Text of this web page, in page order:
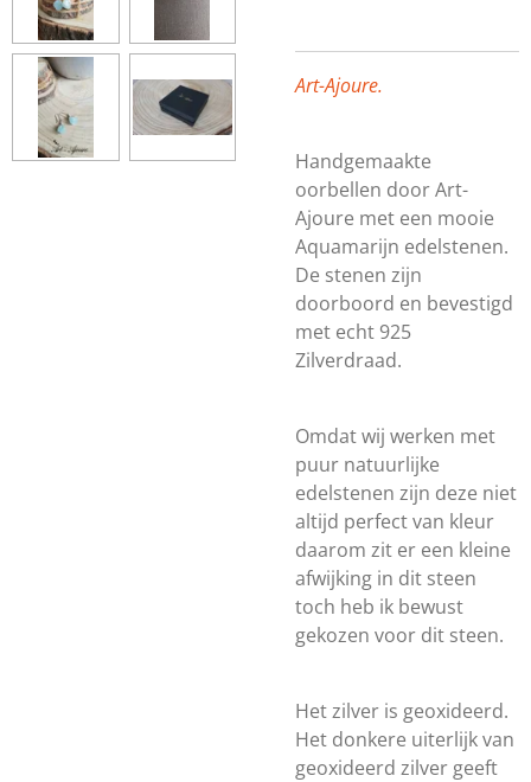
Art-Ajoure.
Handgemaakte
oorbellen door Art-
Ajoure met een mooie
Aquamarijn edelstenen.
De stenen zijn
doorboord en bevestigd
met echt 925
Zilverdraad.
Omdat wij werken met
puur natuurlijke
edelstenen zijn deze niet
altijd perfect van kleur
daarom zit er een kleine
afwijking in dit steen
toch heb ik bewust
gekozen voor dit steen.
Het zilver is geoxideerd.
Het donkere uiterlijk van
geoxideerd zilver geeft